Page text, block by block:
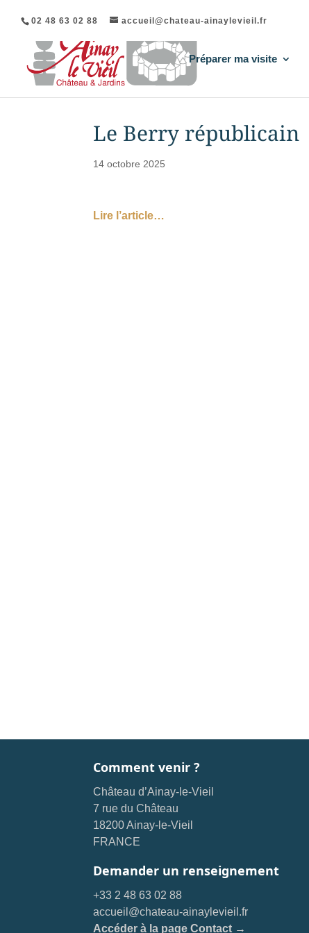
02 48 63 02 88 accueil@chateau-ainaylevieil.fr
Préparer ma visite
Le Berry républicain
14 octobre 2025
Lire l’article…
Comment venir ?
Château d’Ainay-le-Vieil
7 rue du Château
18200 Ainay-le-Vieil
FRANCE
Demander un renseignement
+33 2 48 63 02 88
accueil@chateau-ainaylevieil.fr
Accéder à la page Contact →